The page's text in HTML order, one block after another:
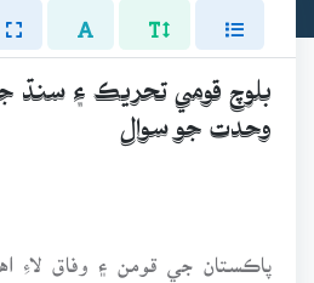
بلوچ قومي تحريڪ ۽ سنڌ
وحدت جو سوال
پاڪستان جي قومن ۽ وفاق لاءِ